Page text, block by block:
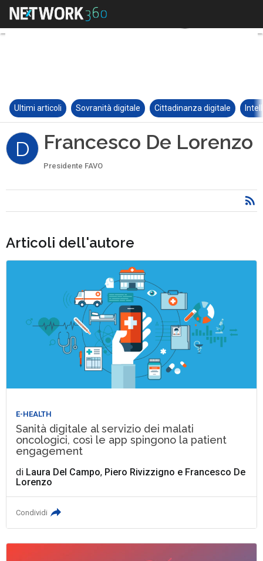
Ultimi articoli Sovranità digitale Cittadinanza digitale
D Francesco De Lorenzo
Presidente FAVO
Articoli dell'autore
E-HEALTH
Sanità digitale al servizio dei malati
oncologici, così le app spingono la patient
engagement
di Laura Del Campo, Piero Rivizzigno e Francesco De
Lorenzo
Condividi